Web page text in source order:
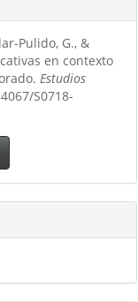
Pulido, G., &
en contexto
Estudios
S0718-